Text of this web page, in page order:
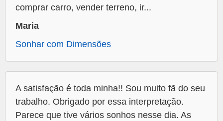
comprar carro, vender terreno, ir...
Maria
Sonhar com Dimensões
A satisfação é toda minha!! Sou muito fã do seu
trabalho. Obrigado por essa interpretação.
Parece que tive vários sonhos nesse dia. As